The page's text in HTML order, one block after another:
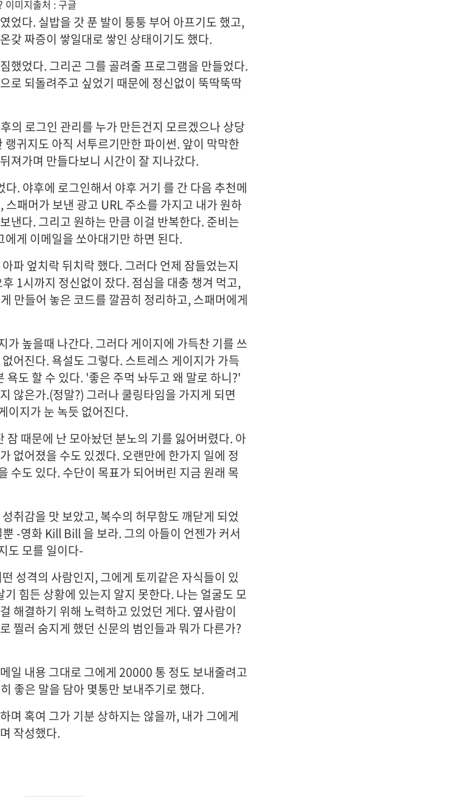
이미지출처 : 구글
었다. 실밥을 갓 푼 발이 퉁퉁 부어 아프기도 했고,
갖 짜증이 쌓일대로 쌓인 상태이기도 했다.
했었다. 그리곤 그를 골려줄 프로그램을 만들었다.
로 되돌려주고 싶었기 때문에 정신없이 뚝딱뚝딱
의 로그인 관리를 누가 만든건지 모르겠으나 상당
귀지도 아직 서투르기만한 파이썬. 앞이 막막한
져가며 만들다보니 시간이 잘 지나갔다.
. 야후에 로그인해서 야후 거기 를 간 다음 추천메
패머가 보낸 광고 URL 주소를 가지고 내가 원하
낸다. 그리고 원하는 만큼 이걸 반복한다. 준비는
게 이메일을 쏘아대기만 하면 된다.
파 엎치락 뒤치락 했다. 그러다 언제 잠들었는지
1시까지 정신없이 잤다. 점심을 대충 챙겨 먹고,
만들어 놓은 코드를 깔끔히 정리하고, 스패머에게
가 높을때 나간다. 그러다 게이지에 가득찬 기를 쓰
어진다. 욕설도 그렇다. 스트레스 게이지가 가득
욕도 할 수 있다. '좋은 주먹 놔두고 왜 말로 하니?'
않은가.(정말?) 그러나 쿨링타임을 가지게 되면
이지가 눈 녹듯 없어진다.
잠 때문에 난 모아놨던 분노의 기를 잃어버렸다. 아
없어졌을 수도 있겠다. 오랜만에 한가지 일에 정
수도 있다. 수단이 목표가 되어버린 지금 원래 목
취감을 맛 보았고, 복수의 허무함도 깨닫게 되었
-영화 Kill Bill 을 보라. 그의 아들이 언젠가 커서
도 모를 일이다-
성격의 사람인지, 그에게 토끼같은 자식들이 있
힘든 상황에 있는지 알지 못한다. 나는 얼굴도 모
해결하기 위해 노력하고 있었던 게다. 옆사람이
찔러 숨지게 했던 신문의 범인들과 뭐가 다른가?
일 내용 그대로 그에게 20000 통 정도 보내줄려고
좋은 말을 담아 몇통만 보내주기로 했다.
며 혹여 그가 기분 상하지는 않을까, 내가 그에게
작성했다.